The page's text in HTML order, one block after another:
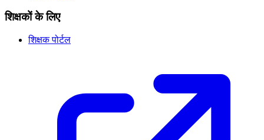
शिक्षकों के लिए
शिक्षक पोर्टल